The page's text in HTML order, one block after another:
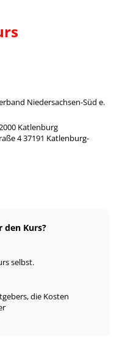
Niedersachsen-Süd e.
Katlenburg
4 37191 Katlenburg-
Kurs?
selbst.
die Kosten